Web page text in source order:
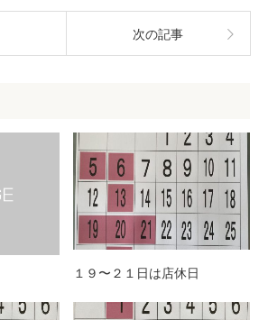
次の記事
１９〜２１日は店休日